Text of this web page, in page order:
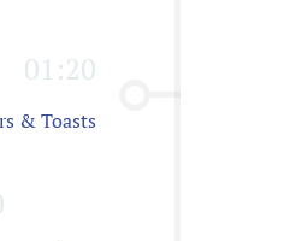
01:20
& Toasts